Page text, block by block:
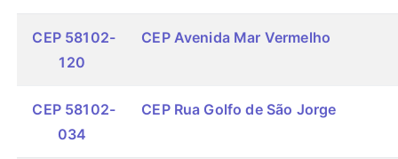
CEP 58102-
120
CEP Avenida Mar Vermelho
CEP 58102-
034
CEP Rua Golfo de São Jorge